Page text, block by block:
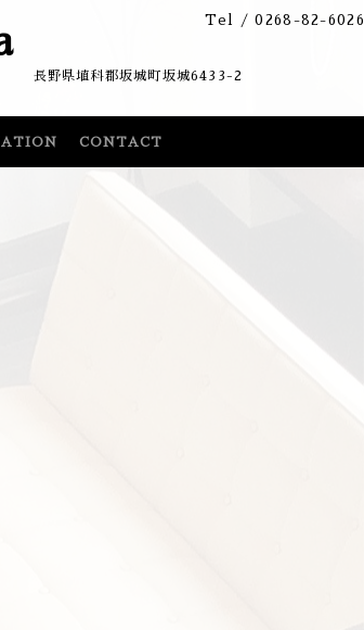
Tel /0268-82-6026
城6433-2
CONTACT